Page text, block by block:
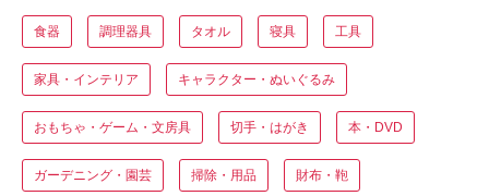
食器 調理器具 タオル 寝具 工具
家具・インテリア キャラクター・ぬいぐるみ
おもちゃ・ゲーム・文房具 切手・はがき 本・DVD
ガーデニング・園芸 掃除・用品 財布・鞄